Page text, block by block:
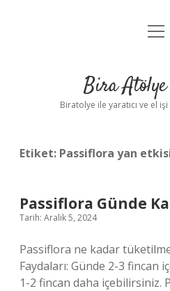
Yasal
Bira
Biratolye ile yaratıcı ve el
Etiket: Passiflora yan
Passiflora Günde
Tarih: Aralık 5, 2024
Passiflora ne kadar
Faydaları: Günde 2-3 fincan
1-2 fincan daha içebilirsiniz.